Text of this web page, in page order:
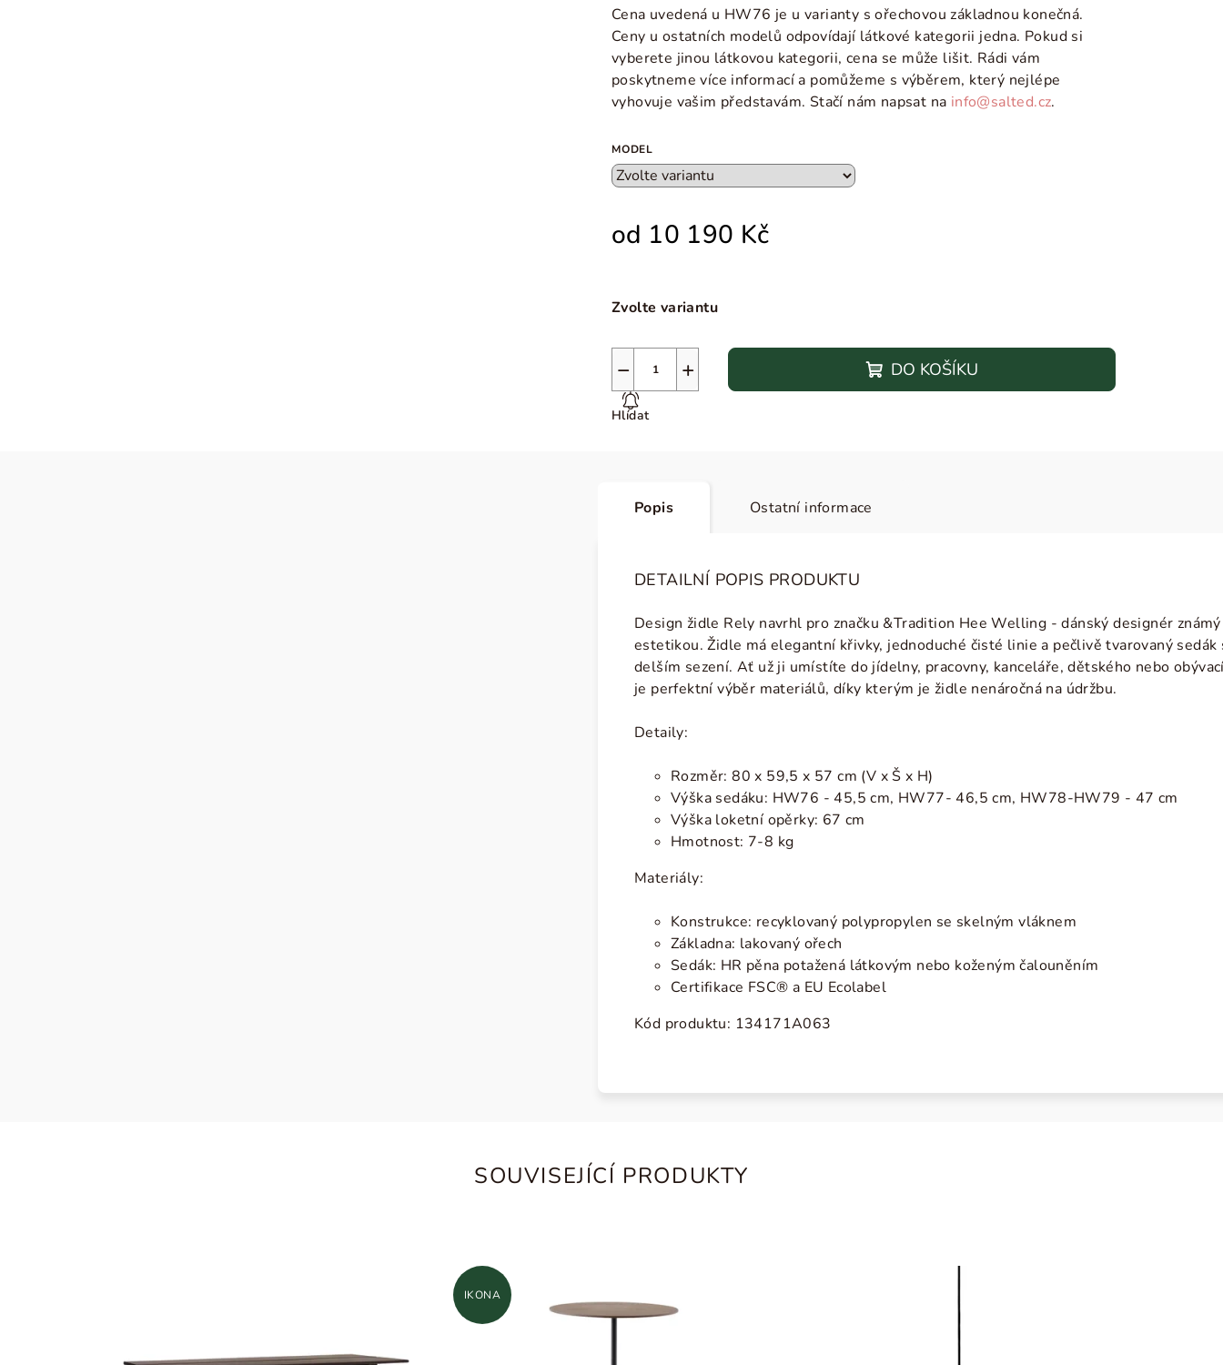
Cena uvedená u HW76 je u varianty s ořechovou základnou konečná.
Ceny u ostatních modelů odpovídají látkové kategorii jedna. Pokud si
vyberete jinou látkovou kategorii, cena se může lišit. Rádi vám
poskytneme více informací a pomůžeme s výběrem, který nejlépe
vyhovuje vašim představám. Stačí nám napsat na info@salted.cz.
MODEL
od 10 190 Kč
Zvolte variantu
+
− DO KOŠÍKU
Hlídat
Popis Ostatní informace
DETAILNÍ POPIS PRODUKTU
Design židle Rely navrhl pro značku &Tradition Hee Welling - dánský designér
estetikou. Židle má elegantní křivky, jednoduché čisté linie a pečlivě tvarovaný
delším sezení. Ať už ji umístíte do jídelny, pracovny, kanceláře, dětského nebo
je perfektní výběr materiálů, díky kterým je židle nenáročná na údržbu.
Detaily:
Rozměr: 80 x 59,5 x 57 cm (V x Š x H)
Výška sedáku: HW76 - 45,5 cm, HW77- 46,5 cm, HW78-HW79 - 47 cm
Výška loketní opěrky: 67 cm
Hmotnost: 7-8 kg
Materiály:
Konstrukce: recyklovaný polypropylen se skelným vláknem
Základna: lakovaný ořech
Sedák: HR pěna potažená látkovým nebo koženým čalouněním
Certifikace FSC® a EU Ecolabel
Kód produktu: 134171A063
SOUVISEJÍCÍ PRODUKTY
IKONA